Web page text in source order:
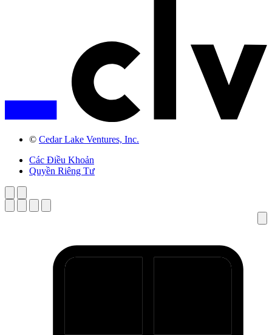
© Cedar Lake Ventures, Inc.
Các Điều Khoản
Quyền Riêng Tư